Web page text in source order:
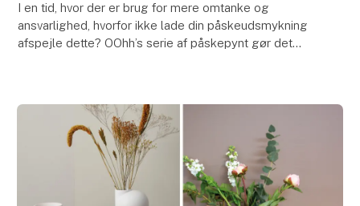
I en tid, hvor der er brug for mere omtanke og
ansvarlighed, hvorfor ikke lade din påskeudsmykning
afspejle dette? OOhh’s serie af påskepynt gør det